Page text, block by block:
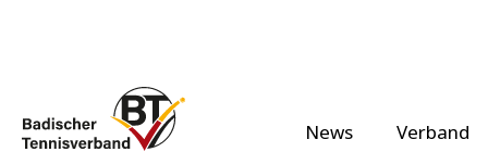
News Verband